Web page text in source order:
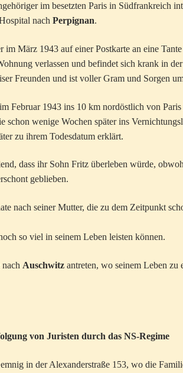
im besetzten Paris in Südfrankreich
nach Perpignan.
im März 1943 auf einer Postkarte an eine
verlassen und befindet sich krank in
Freunden und ist voller Gram und Sorgen
Februar 1943 ins 10 km nordöstlich von
schon wenige Wochen später ins
zu ihrem Todesdatum erklärt.
dass ihr Sohn Fritz überleben würde,
geblieben.
nach seiner Mutter, die zu dem Zeitpunkt
so viel in seinem Leben leisten können.
Auschwitz antreten, wo seinem Leben
von Juristen durch das NS-Regime
in der Alexanderstraße 153, wo die